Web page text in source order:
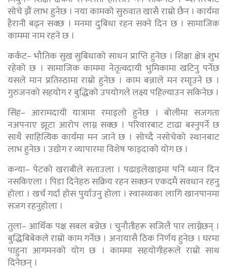
सोचे झैं लाभ हुनेछ । नया कामको सुरुवात खासै राम्रो छैन । कार्यमा
हैरानी बढ्न सक्छ । मनमा दुबिधा रहन सक्ने दिन छ । सामाजिक
काममा नाम रहने छ ।
कर्कट– भौतिक सुख सुबिधाको साधन प्राप्ति हुनेछ । शिक्षा क्षेत्र शुभ
रहेको छ । सामाजिक काममा नेतृत्वदायी भुमिकामा खटिनु पर्नेछ
यसले मान प्रतिस्ठामा राम्रो हुनेछ । काम बन्नाले मन रमाृउने छ ।
गुरुजनको सहयोग र बुद्धिको उपयोगले लक्ष्य पहिल्याउन सकिनेछ ।
सिंह– आरामदायी यात्रामा रमाइलो हुनेछ । बोलीमा सजगता
नअपनाए झूटा आरोप लाग्न सक्छ । परिवारबाट टाढा बस्नुपर्ने छ
साथै साहित्यिक कार्यमा मन जाने छ । सोच्दै नसोचेको स्थानबाट
लाभ हुनेछ । उद्योग र व्यापारमा विशेष फाइदाको योग छ ।
कन्या– पेटको खराबीले सताउला । पढाइलेखाइमा पनि ध्यान दिन
नसकिएला । पिडा दिनेहरु सक्रिय रहन सक्छन एकदमै सवधान रहनु
होला । खर्च गर्दा होस पुर्याउनु होला । स्वास्थ्यका लागि खानपानमा
सजग रहनुहोला ।
तुला– आर्थिक पक्ष सबल बन्नेछ । चुनौतीहरू सजिलै पार लाग्नेछन् ।
बुद्धिबिबेकले राम्रो काम गर्नेछ । अनायासै ठिक निर्णय हुनेछ । घरमा
पाहुना आगमनको योग छ । काममा सहयोगीहरूले राम्रो साथ
दिनेछन् ।